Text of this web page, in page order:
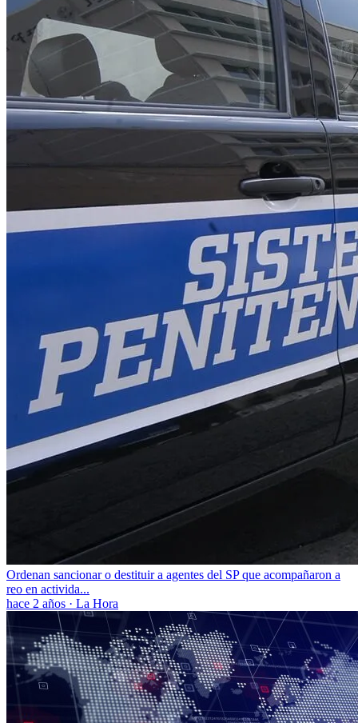
Ordenan sancionar o destituir a agentes del SP que acompañaron a
reo en activida...
hace 2 años · La Hora